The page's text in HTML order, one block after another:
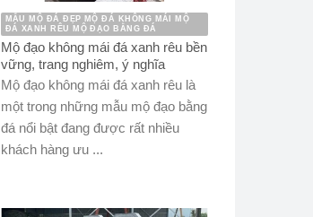
MẪU MỘ ĐÁ ĐẸP MỘ ĐÁ KHÔNG MÁI MỘ
ĐÁ XANH RÊU MỘ ĐẠO BẰNG ĐÁ
Mộ đạo không mái đá xanh rêu bền
vững, trang nghiêm, ý nghĩa
Mộ đạo không mái đá xanh rêu là
một trong những mẫu mộ đạo bằng
đá nổi bật đang được rất nhiều
khách hàng ưu ...